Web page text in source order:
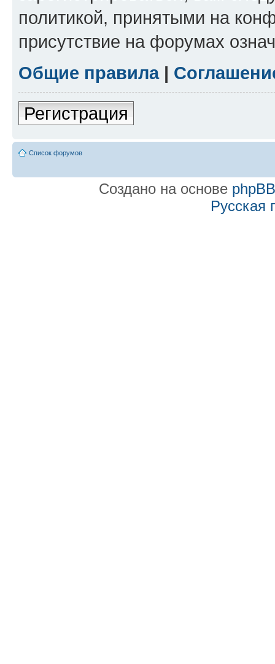
политикой, принятыми на
присутствие на форумах
Общие правила|
Регистрация
Список форумов
Создано на основе phpBB
Русская